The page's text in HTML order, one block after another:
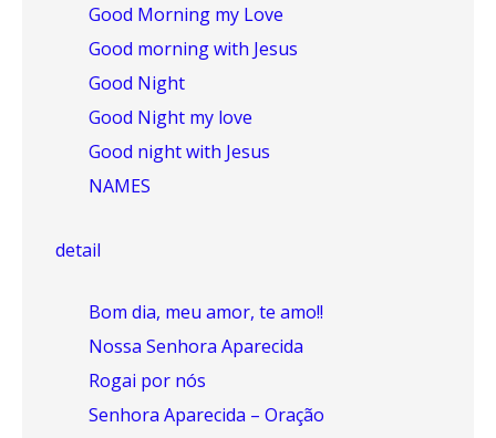
Good Morning my Love
Good morning with Jesus
Good Night
Good Night my love
Good night with Jesus
NAMES
detail
Bom dia, meu amor, te amo!!
Nossa Senhora Aparecida
Rogai por nós
Senhora Aparecida – Oração